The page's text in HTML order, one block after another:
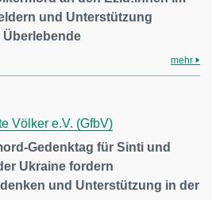
und Unterstützung
mehr
Völker e.V. (GfbV)
Gedenktag für Sinti und
Ukraine fordern
und Unterstützung in der